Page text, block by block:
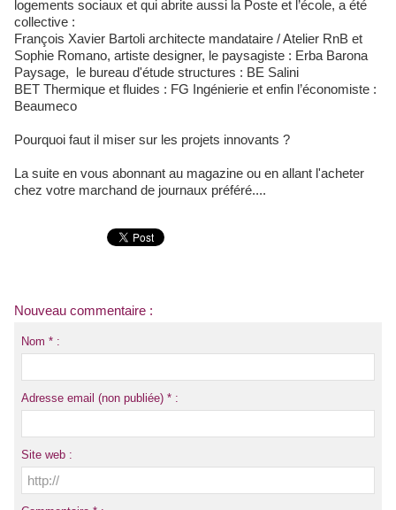
logements sociaux et qui abrite aussi la Poste et l’école, a été
collective :
François Xavier Bartoli architecte mandataire / Atelier RnB et
Sophie Romano, artiste designer, le paysagiste : Erba Barona
Paysage, le bureau d'étude structures : BE Salini
BET Thermique et fluides : FG Ingénierie et enfin l’économiste :
Beaumeco
Pourquoi faut il miser sur les projets innovants ?
La suite en vous abonnant au magazine ou en allant l'acheter
chez votre marchand de journaux préféré....
Nouveau commentaire :
Nom * :
Adresse email (non publiée) * :
Site web :